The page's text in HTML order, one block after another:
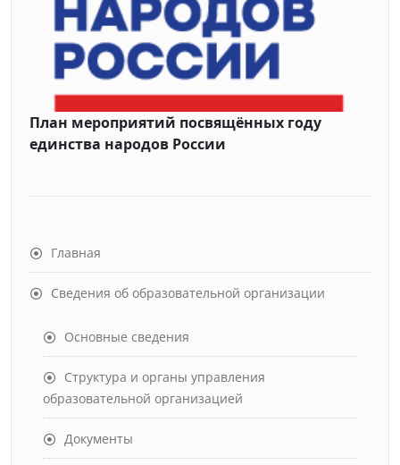
План мероприятий посвящённых году
единства народов России
Главная
Сведения об образовательной организации
Основные сведения
Структура и органы управления
образовательной организацией
Документы